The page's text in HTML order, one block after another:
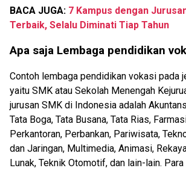
BACA JUGA: 7 Kampus dengan
Terbaik, Selalu Diminati Tiap Tahun
Apa saja Lembaga pendidikan
Contoh lembaga pendidikan vokasi pada
yaitu SMK atau Sekolah Menengah
jurusan SMK di Indonesia adalah
Tata Boga, Tata Busana, Tata Rias,
Perkantoran, Perbankan, Pariwisata,
dan Jaringan, Multimedia, Animasi,
Lunak, Teknik Otomotif, dan lain-lain.